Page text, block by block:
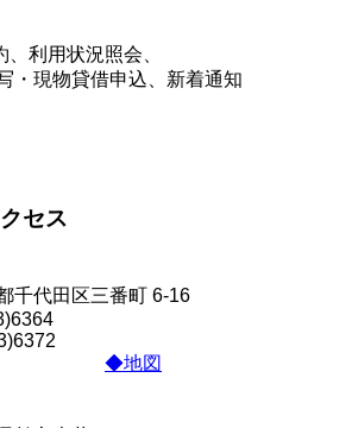
利用状況照会、
現物貸借申込、新着通知
セス
代田区三番町 6-16
◆地図